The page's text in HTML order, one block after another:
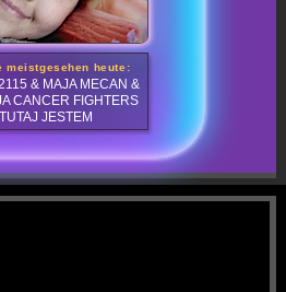
meistgesehen heute:
& MAJA MECAN &
CANCER FIGHTERS
JESTEM